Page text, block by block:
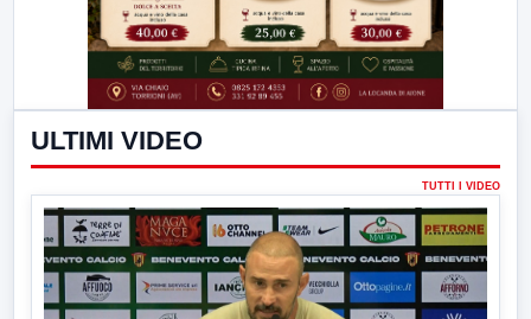
ULTIMI VIDEO
TUTTI I VIDEO